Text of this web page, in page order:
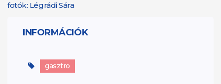
fotók: Légrádi Sára
INFORMÁCIÓK
gasztro